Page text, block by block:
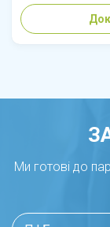
Ми готові до